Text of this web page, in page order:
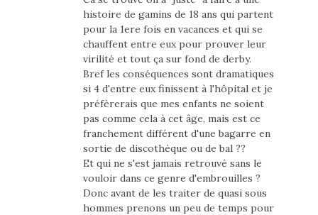
histoire de gamins de 18 ans qui partent
pour la 1ere fois en vacances et qui se
chauffent entre eux pour prouver leur
virilité et tout ça sur fond de derby.
Bref les conséquences sont dramatiques
si 4 d'entre eux finissent à l'hôpital et je
préfèrerais que mes enfants ne soient
pas comme cela à cet âge, mais est ce
franchement différent d'une bagarre en
sortie de discothèque ou de bal ??
Et qui ne s'est jamais retrouvé sans le
vouloir dans ce genre d'embrouilles ?
Donc avant de les traiter de quasi sous
hommes prenons un peu de temps pour